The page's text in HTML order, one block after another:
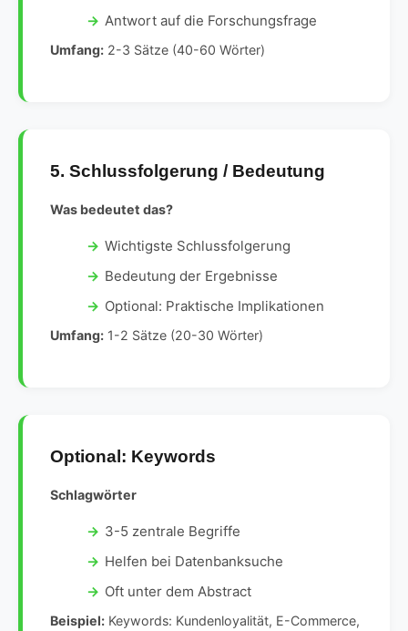
Antwort auf die Forschungsfrage
Umfang: 2-3 Sätze (40-60 Wörter)
5. Schlussfolgerung / Bedeutung
Was bedeutet das?
Wichtigste Schlussfolgerung
Bedeutung der Ergebnisse
Optional: Praktische Implikationen
Umfang: 1-2 Sätze (20-30 Wörter)
Optional: Keywords
Schlagwörter
3-5 zentrale Begriffe
Helfen bei Datenbanksuche
Oft unter dem Abstract
Beispiel: Keywords: Kundenloyalität, E-Commerce,